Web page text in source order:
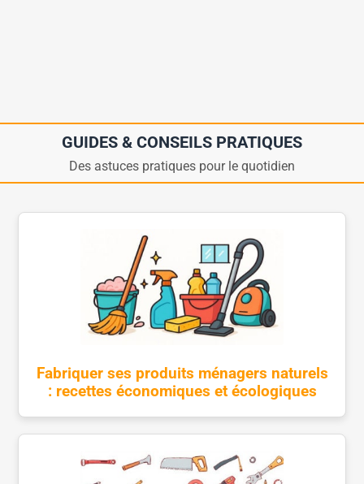
GUIDES & CONSEILS PRATIQUES
Des astuces pratiques pour le quotidien
Fabriquer ses produits ménagers naturels
: recettes économiques et écologiques